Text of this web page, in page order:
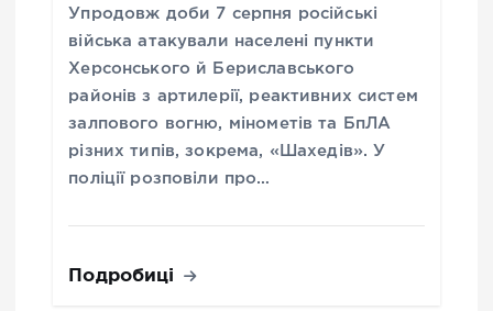
Упродовж доби 7 серпня російські
війська атакували населені пункти
Херсонського й Бериславського
районів з артилерії, реактивних систем
залпового вогню, мінометів та БпЛА
різних типів, зокрема, «Шахедів». У
поліції розповіли про…
Подробиці